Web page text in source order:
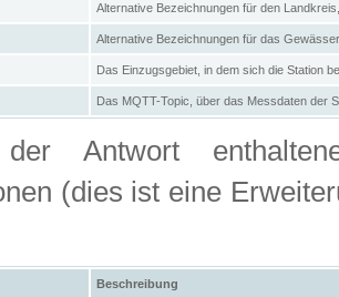
Alternative Bezeichnungen für den
Alternative Bezeichnungen für das
Das Einzugsgebiet, in dem sich die Station
Das MQTT-Topic, über das Messdaten der
Antwort
(dies ist eine
Beschreibung